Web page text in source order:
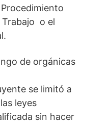
Trabajo o el
de orgánicas
se limitó a
leyes
sin hacer